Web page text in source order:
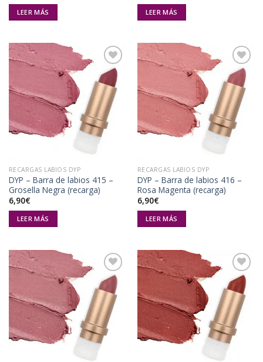
LEER MÁS LEER MÁS
Añadir
a la
lista de
deseos
RECARGAS LABIOS DYP
DYP – Barra de labios 415 –
Grosella Negra (recarga)
6,90€
LEER MÁS
Añadir
a la
lista de
deseos
RECARGAS LABIOS DYP
DYP – Barra de labios 416 –
Rosa Magenta (recarga)
6,90€
LEER MÁS
Añadir
a la
lista de
deseos
Añadir
a la
lista de
deseos